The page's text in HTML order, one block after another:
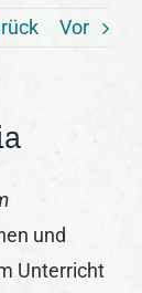
Vor
und
Unterricht